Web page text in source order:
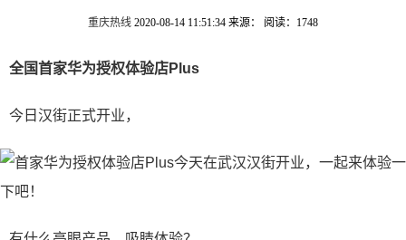
重庆热线 2020-08-14 11:51:34 来源： 阅读：1748
全国首家华为授权体验店Plus
今日汉街正式开业，